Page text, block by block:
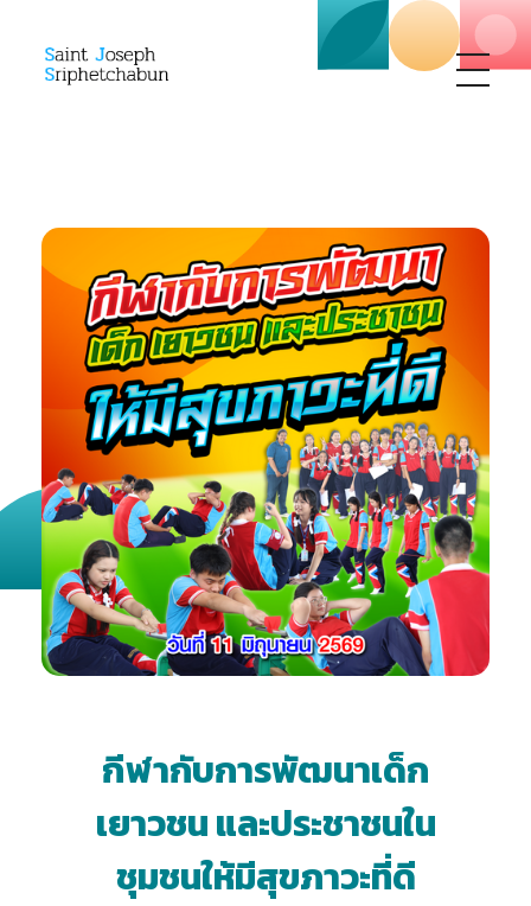
กีฬากับการพัฒนาเด็ก
เยาวชน และประชาชนใน
ชุมชนให้มีสุขภาวะที่ดี